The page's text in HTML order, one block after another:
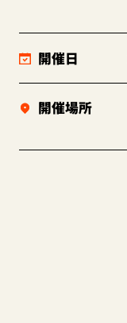
開催日
開催場所